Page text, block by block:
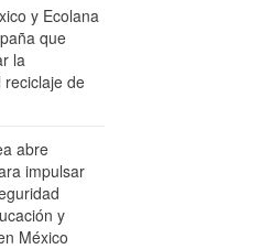
y Ecolana
que
la
reciclaje de
abre
impulsar
y
México